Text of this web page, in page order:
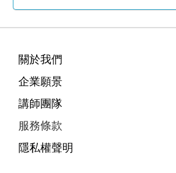
關於我們
企業願景
講師團隊
服務條款
隱私權聲明